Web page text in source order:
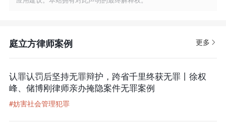
庭立方律师案例 更多
认罪认罚后坚持无罪辩护，跨省千里终获无罪丨徐权
峰、储博刚律师亲办掩隐案件无罪案例
#妨害社会管理犯罪